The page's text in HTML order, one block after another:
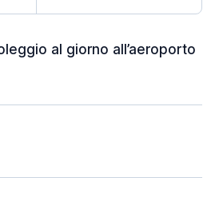
al giorno all’aeroporto